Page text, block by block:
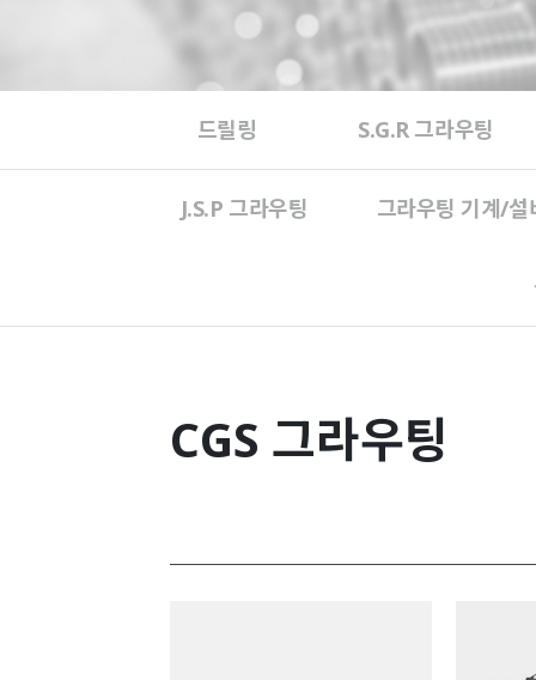
드릴링 S.G.R 그라우팅
J.S.P 그라우팅 그라우팅 기계/설
CGS 그라우팅